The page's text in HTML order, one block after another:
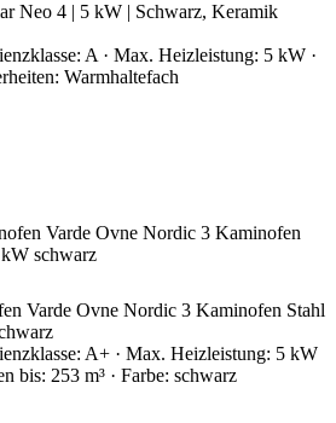
Neo 4 | 5 kW | Schwarz, Keramik
A · Max. Heizleistung: 5 kW ·
Warmhaltefach
Varde Ovne Nordic 3 Kaminofen Stahl
A+ · Max. Heizleistung: 5 kW
bis: 253 m³ · Farbe: schwarz